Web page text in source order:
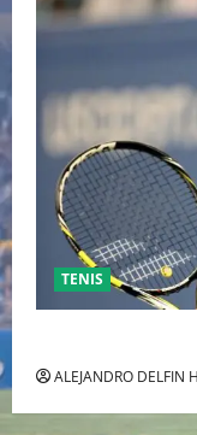
TENIS
ALEJANDRO DELFIN